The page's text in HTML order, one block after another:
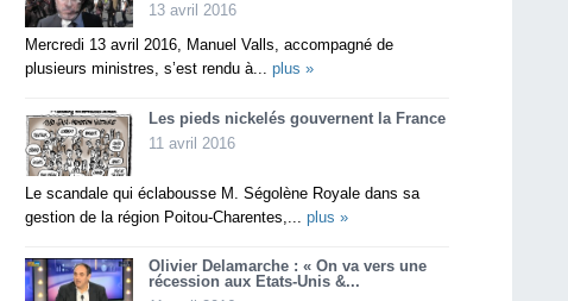
13 avril 2016
Mercredi 13 avril 2016, Manuel Valls, accompagné de
plusieurs ministres, s’est rendu à... plus »
Les pieds nickelés gouvernent la France
11 avril 2016
Le scandale qui éclabousse M. Ségolène Royale dans sa
gestion de la région Poitou-Charentes,... plus »
Olivier Delamarche : « On va vers une
récession aux Etats-Unis &...